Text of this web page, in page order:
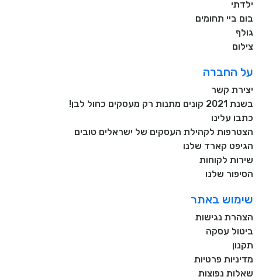
ילדתי
בום ביי תחומים
גולף
צילום
על החברה
יצירת קשר
בשנת 2021 קונים מתנות רק מעסקים כחול לבן!
כתבו עלינו
הצטרפות לקהילת העסקים של ישראלים טובים
הגיפט קארד שלנו
שירות לקוחות
הסיפור שלנו
שימוש באתר
הצהרת נגישות
ביטול עסקה
תקנון
מדיניות פרטיות
שאלות נפוצות